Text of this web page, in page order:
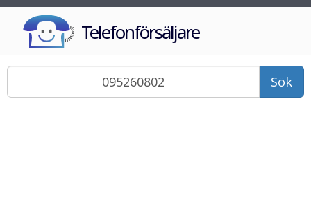
Telefonförsäljare
Sök